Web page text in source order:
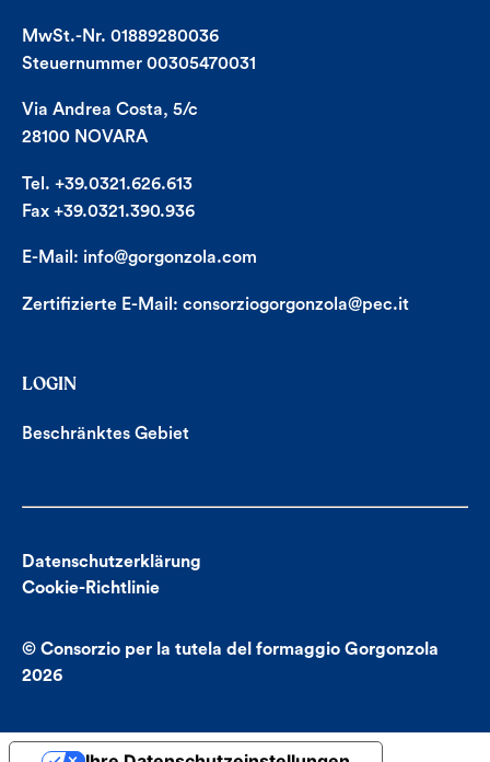
MwSt.-Nr. 01889280036
Steuernummer 00305470031
Via Andrea Costa, 5/c
28100 NOVARA
Tel. +39.0321.626.613
Fax +39.0321.390.936
E-Mail: info@gorgonzola.com
Zertifizierte E-Mail: consorziogorgonzola@pec.it
LOGIN
Beschränktes Gebiet
Datenschutzerklärung
Cookie-Richtlinie
© Consorzio per la tutela del formaggio Gorgonzola
2026